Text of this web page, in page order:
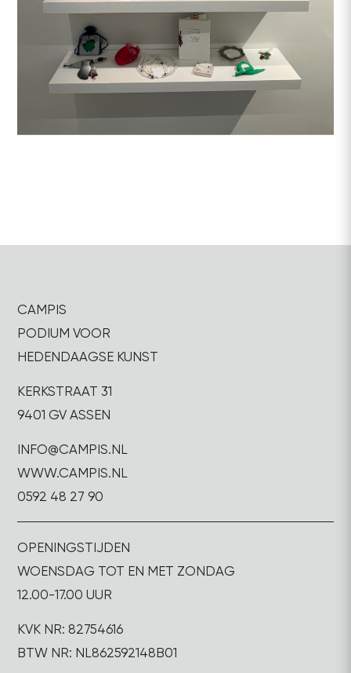
CAMPIS
PODIUM VOOR
HEDENDAAGSE KUNST
KERKSTRAAT 31
9401 GV ASSEN
INFO@CAMPIS.NL
WWW.CAMPIS.NL
0592 48 27 90
OPENINGSTIJDEN
WOENSDAG TOT EN MET ZONDAG
12.00-17.00 UUR
KVK NR: 82754616
BTW NR: NL862592148B01